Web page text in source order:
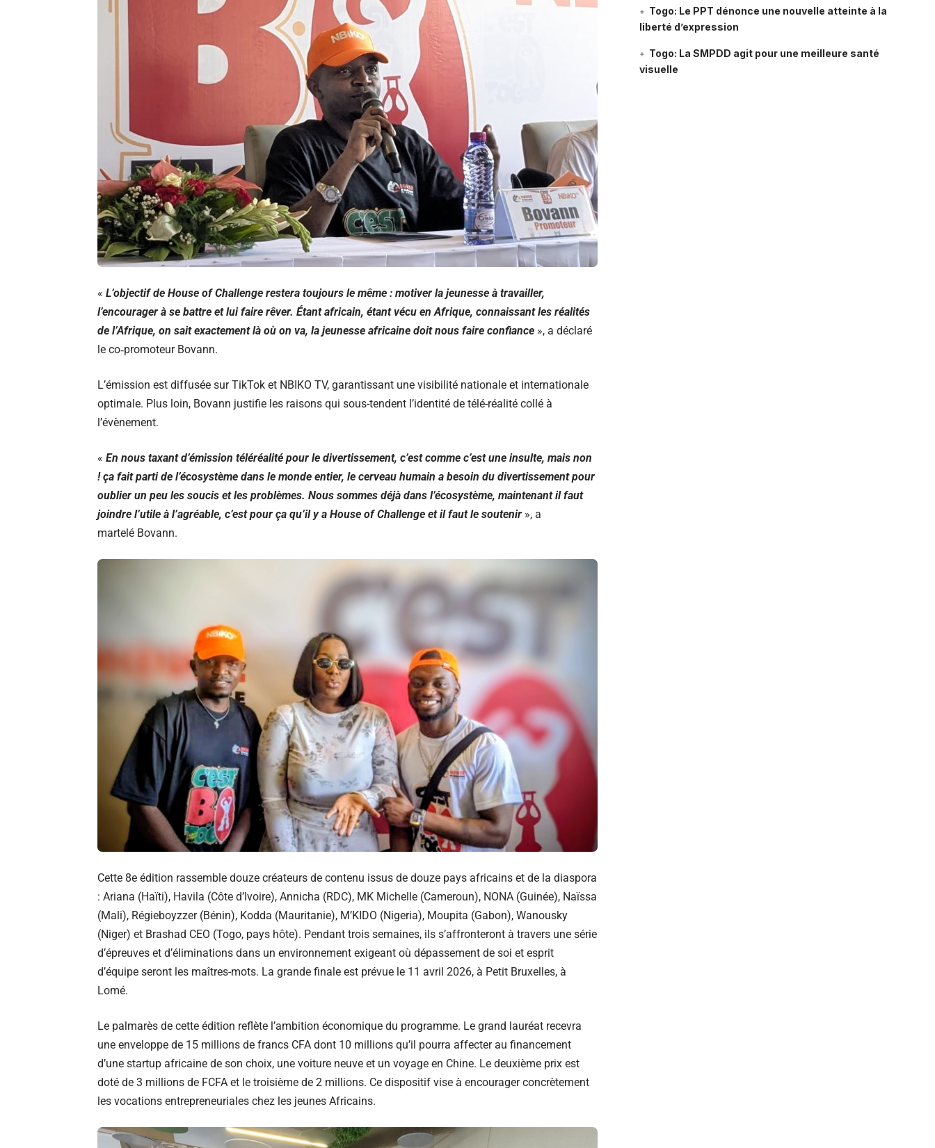
« L’objectif de House of Challenge restera toujours le même : motiver la jeunesse à travailler,
l’encourager à se battre et lui faire rêver. Étant africain, étant vécu en Afrique, connaissant les réalités
de l’Afrique, on sait exactement là où on va, la jeunesse africaine doit nous faire confiance », a déclaré
le co‑promoteur Bovann.
L’émission est diffusée sur TikTok et NBIKO TV, garantissant une visibilité nationale et internationale
optimale. Plus loin, Bovann justifie les raisons qui sous-tendent l’identité de télé-réalité collé à
l’évènement.
« En nous taxant d’émission téléréalité pour le divertissement, c’est comme c’est une insulte, mais non
! ça fait parti de l’écosystème dans le monde entier, le cerveau humain a besoin du divertissement pour
oublier un peu les soucis et les problèmes. Nous sommes déjà dans l’écosystème, maintenant il faut
joindre l’utile à l’agréable, c’est pour ça qu’il y a House of Challenge et il faut le soutenir », a
martelé Bovann.
Cette 8e édition rassemble douze créateurs de contenu issus de douze pays africains et de la diaspora
: Ariana (Haïti), Havila (Côte d’Ivoire), Annicha (RDC), MK Michelle (Cameroun), NONA (Guinée), Naïssa
(Mali), Régieboyzzer (Bénin), Kodda (Mauritanie), M’KIDO (Nigeria), Moupita (Gabon), Wanousky
(Niger) et Brashad CEO (Togo, pays hôte). Pendant trois semaines, ils s’affronteront à travers une série
d’épreuves et d’éliminations dans un environnement exigeant où dépassement de soi et esprit
d’équipe seront les maîtres-mots. La grande finale est prévue le 11 avril 2026, à Petit Bruxelles, à
Lomé.
Le palmarès de cette édition reflète l’ambition économique du programme. Le grand lauréat recevra
une enveloppe de 15 millions de francs CFA dont 10 millions qu’il pourra affecter au financement
d’une startup africaine de son choix, une voiture neuve et un voyage en Chine. Le deuxième prix est
doté de 3 millions de FCFA et le troisième de 2 millions. Ce dispositif vise à encourager concrètement
les vocations entrepreneuriales chez les jeunes Africains.
Togo: Le PPT dénonce une nouvelle atteinte à la
liberté d’expression
Togo: La SMPDD agit pour une meilleure santé
visuelle